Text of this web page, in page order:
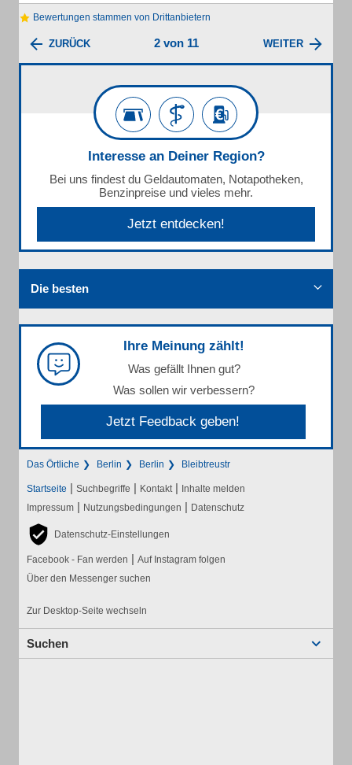
Bewertungen stammen von Drittanbietern
ZURÜCK 2 von 11 WEITER
Interesse an Deiner Region?
Bei uns findest du Geldautomaten, Notapotheken,
Benzinpreise und vieles mehr.
Jetzt entdecken!
Die besten
Ihre Meinung zählt!
Was gefällt Ihnen gut?
Was sollen wir verbessern?
Jetzt Feedback geben!
Das Örtliche Berlin Berlin Bleibtreustr
Startseite | Suchbegriffe | Kontakt | Inhalte melden
Impressum | Nutzungsbedingungen | Datenschutz
Datenschutz-Einstellungen
Facebook - Fan werden | Auf Instagram folgen
Über den Messenger suchen
Zur Desktop-Seite wechseln
Suchen